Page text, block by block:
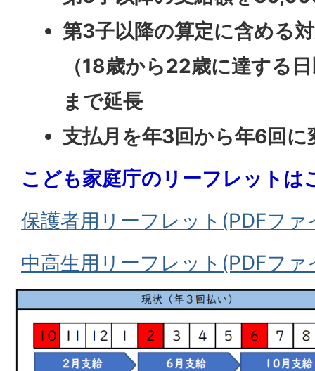
第3子以降の算定に含める
（18歳から22歳に達する
まで延長
支払月を年3回から年6回に
こども家庭庁のリーフレットは
保護者用リーフレット(PDFフ
中高生用リーフレット(PDFフ